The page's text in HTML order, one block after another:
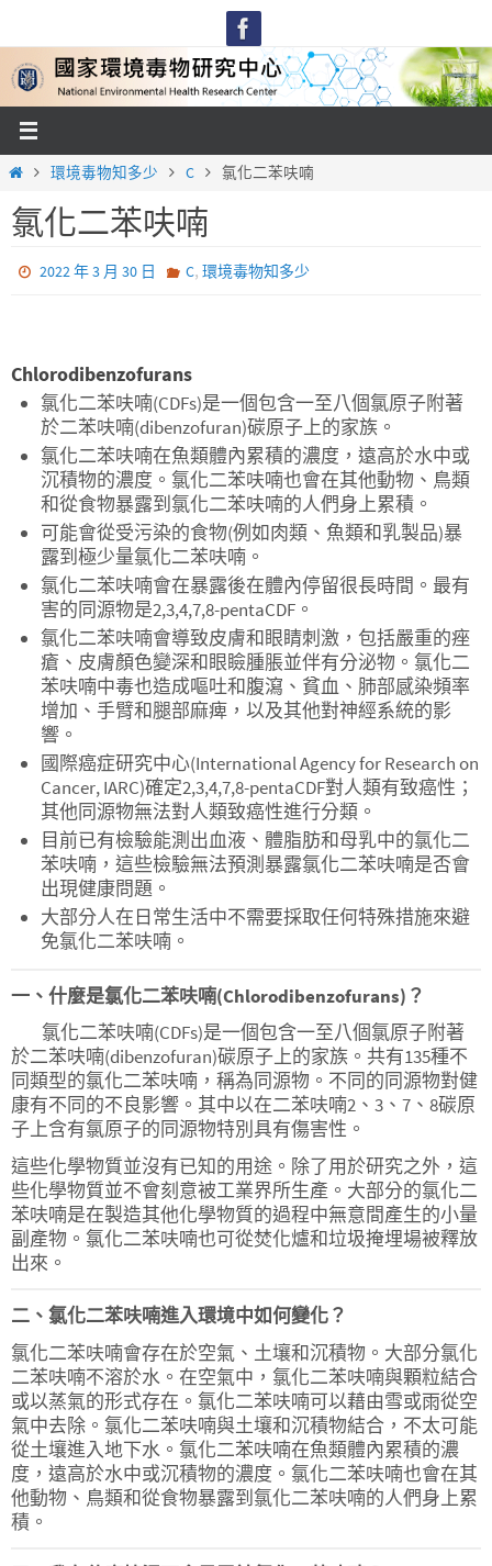
content
Home環境毒物知多少 C 氯化二苯呋喃
氯化二苯呋喃
2022 年 3 月 30 日 C, 環境毒物知多少
Chlorodibenzofurans
氯化二苯呋喃(CDFs)是一個包含一至八個氯原子附著
於二苯呋喃(dibenzofuran)碳原子上的家族。
氯化二苯呋喃在魚類體內累積的濃度，遠高於水中或
沉積物的濃度。氯化二苯呋喃也會在其他動物、鳥類
和從食物暴露到氯化二苯呋喃的人們身上累積。
可能會從受污染的食物(例如肉類、魚類和乳製品)暴
露到極少量氯化二苯呋喃。
氯化二苯呋喃會在暴露後在體內停留很長時間。最有
害的同源物是2,3,4,7,8-pentaCDF。
氯化二苯呋喃會導致皮膚和眼睛刺激，包括嚴重的痤
瘡、皮膚顏色變深和眼瞼腫脹並伴有分泌物。氯化二
苯呋喃中毒也造成嘔吐和腹瀉、貧血、肺部感染頻率
增加、手臂和腿部麻痺，以及其他對神經系統的影
響。
國際癌症研究中心(International Agency for Research on
Cancer, IARC)確定2,3,4,7,8-pentaCDF對人類有致癌性；
其他同源物無法對人類致癌性進行分類。
目前已有檢驗能測出血液、體脂肪和母乳中的氯化二
苯呋喃，這些檢驗無法預測暴露氯化二苯呋喃是否會
出現健康問題。
大部分人在日常生活中不需要採取任何特殊措施來避
免氯化二苯呋喃。
一、什麼是氯化二苯呋喃(Chlorodibenzofurans)？
氯化二苯呋喃(CDFs)是一個包含一至八個氯原子附著
於二苯呋喃(dibenzofuran)碳原子上的家族。共有135種不
同類型的氯化二苯呋喃，稱為同源物。不同的同源物對健
康有不同的不良影響。其中以在二苯呋喃2、3、7、8碳原
子上含有氯原子的同源物特別具有傷害性。
這些化學物質並沒有已知的用途。除了用於研究之外，這
些化學物質並不會刻意被工業界所生產。大部分的氯化二
苯呋喃是在製造其他化學物質的過程中無意間產生的小量
副產物。氯化二苯呋喃也可從焚化爐和垃圾掩埋場被釋放
出來。
二、氯化二苯呋喃進入環境中如何變化？
氯化二苯呋喃會存在於空氣、土壤和沉積物。大部分氯化
二苯呋喃不溶於水。在空氣中，氯化二苯呋喃與顆粒結合
或以蒸氣的形式存在。氯化二苯呋喃可以藉由雪或雨從空
氣中去除。氯化二苯呋喃與土壤和沉積物結合，不太可能
從土壤進入地下水。氯化二苯呋喃在魚類體內累積的濃
度，遠高於水中或沉積物的濃度。氯化二苯呋喃也會在其
他動物、鳥類和從食物暴露到氯化二苯呋喃的人們身上累
積。